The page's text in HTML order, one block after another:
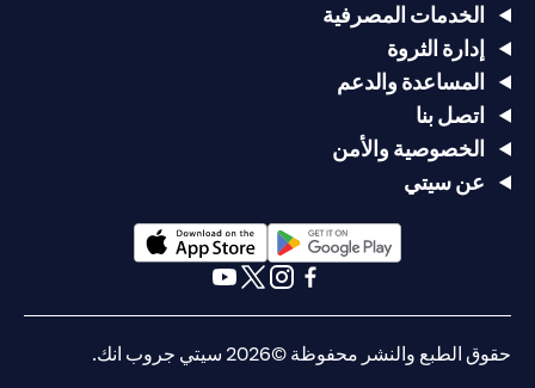
الخدمات المصرفية
إدارة الثروة
المساعدة والدعم
اتصل بنا
الخصوصية والأمن
عن سيتي
(opens in a new tab)
حقوق الطبع والنشر محفوظة ©2026 سيتي جروب انك.